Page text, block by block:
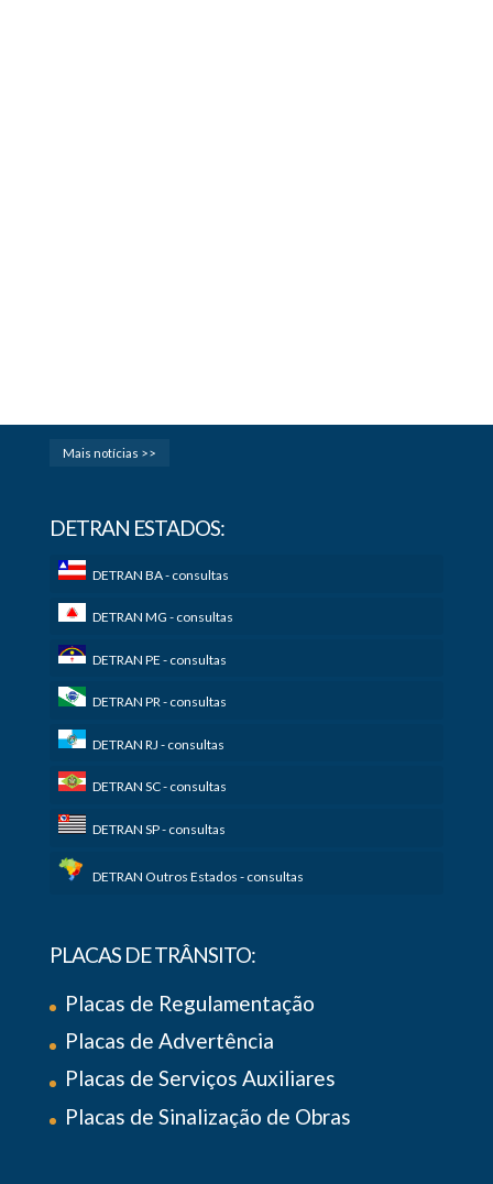
Mais notícias >>
DETRAN ESTADOS:
DETRAN BA - consultas
DETRAN MG - consultas
DETRAN PE - consultas
DETRAN PR - consultas
DETRAN RJ - consultas
DETRAN SC - consultas
DETRAN SP - consultas
DETRAN Outros Estados - consultas
PLACAS DE TRÂNSITO:
Placas de Regulamentação
Placas de Advertência
Placas de Serviços Auxiliares
Placas de Sinalização de Obras